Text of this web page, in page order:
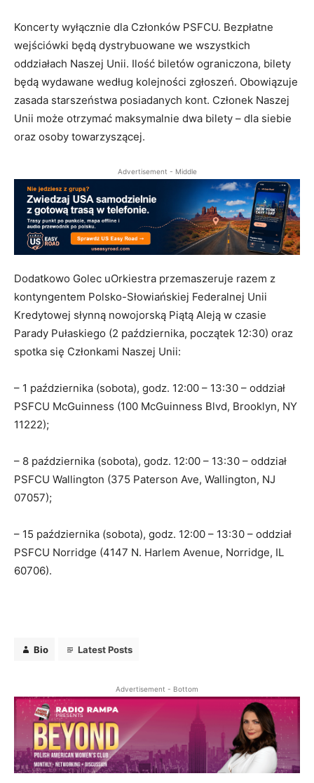
Koncerty wyłącznie dla Członków PSFCU. Bezpłatne
wejściówki będą dystrybuowane we wszystkich
oddziałach Naszej Unii. Ilość biletów ograniczona, bilety
będą wydawane według kolejności zgłoszeń. Obowiązuje
zasada starszeństwa posiadanych kont. Członek Naszej
Unii może otrzymać maksymalnie dwa bilety – dla siebie
oraz osoby towarzyszącej.
Advertisement - Middle
Dodatkowo Golec uOrkiestra przemaszeruje razem z
kontyngentem Polsko-Słowiańskiej Federalnej Unii
Kredytowej słynną nowojorską Piątą Aleją w czasie
Parady Pułaskiego (2 października, początek 12:30) oraz
spotka się Członkami Naszej Unii:
– 1 października (sobota), godz. 12:00 – 13:30 – oddział
PSFCU McGuinness (100 McGuinness Blvd, Brooklyn, NY
11222);
– 8 października (sobota), godz. 12:00 – 13:30 – oddział
PSFCU Wallington (375 Paterson Ave, Wallington, NJ
07057);
– 15 października (sobota), godz. 12:00 – 13:30 – oddział
PSFCU Norridge (4147 N. Harlem Avenue, Norridge, IL
60706).
Bio Latest Posts
Advertisement - Bottom